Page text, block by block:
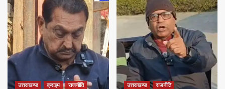
उत्तराखण्ड क्राइम राजनीति उत्तराखण्ड राजनीति